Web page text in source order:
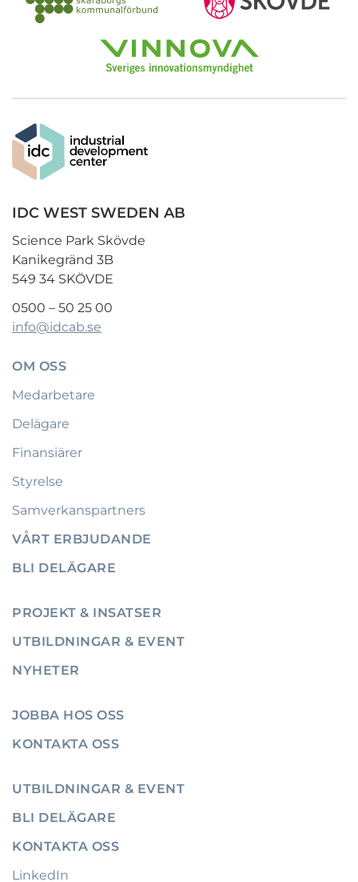
IDC WEST SWEDEN AB
Science Park Skövde
Kanikegränd 3B
549 34 SKÖVDE
0500 – 50 25 00
info@idcab.se
OM OSS
Medarbetare
Delägare
Finansiärer
Styrelse
Samverkanspartners
VÅRT ERBJUDANDE
BLI DELÄGARE
PROJEKT & INSATSER
UTBILDNINGAR & EVENT
NYHETER
JOBBA HOS OSS
KONTAKTA OSS
UTBILDNINGAR & EVENT
BLI DELÄGARE
KONTAKTA OSS
LinkedIn